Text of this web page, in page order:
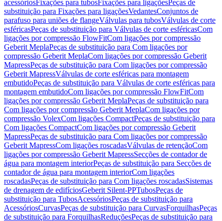
acessóriosFixações para tubosFixações para ligaçõesPeças de
substituição para Fixações para ligaçõesVedantesConjuntos de
parafuso para uniões de flangeVálvulas para tubosVálvulas de corte
esféricasPeças de substituição para Válvulas de corte esféricasCom
ligações por compressão FlowFitCom ligações por compressão
Geberit MeplaPeças de substituição para Com ligações por
compressão Geberit MeplaCom ligações por compressão Geberit
MapressPeças de substituição para Com ligações por compressão
Geberit MapressVálvulas de corte esféricas para montagem
embutidoPeças de substituição para Válvulas de corte esféricas para
montagem embutidoCom ligações por compressão FlowFitCom
ligações por compressão Geberit MeplaPeças de substituição para
Com ligações por compressão Geberit MeplaCom ligações por
compressão VolexCom ligações CompactPeças de substituição para
Com ligações CompactCom ligações por compressão Geberit
MapressPeças de substituição para Com ligações por compressão
Geberit MapressCom ligações roscadasVálvulas de retençãoCom
ligações por compressão Geberit MapressSecções de contador de
água para montagem interiorPeças de substituição para Secções de
contador de água para montagem interiorCom ligações
roscadasPeças de substituição para Com ligações roscadasSistemas
de drenagem de edifíciosGeberit Silent-PPTubosPeças de
substituição para TubosAcessóriosPeças de substituição para
AcessóriosCurvasPeças de substituição para CurvasForquilhasPeças
de substituição para ForquilhasReduçõesPeças de substituição para